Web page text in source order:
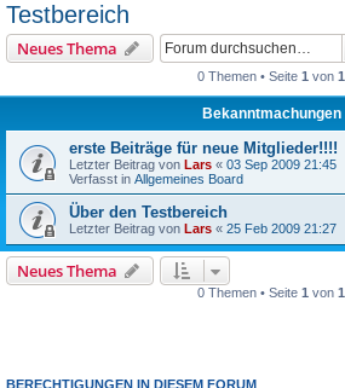
Testbereich
Neues Thema
0 Themen • Seite 1 von 1
Bekanntmachungen
erste Beiträge für neue Mitglieder!!!!
Letzter Beitrag von Lars « 03 Sep 2009 21:45
Verfasst in Allgemeines Board
Über den Testbereich
Letzter Beitrag von Lars « 25 Feb 2009 21:27
Neues Thema
0 Themen • Seite 1 von 1
BERECHTIGUNGEN IN DIESEM FORUM